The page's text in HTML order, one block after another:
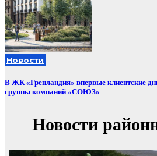
Новости
В ЖК «Гренландия» впервые клиентские
группы компаний «СОЮЗ»